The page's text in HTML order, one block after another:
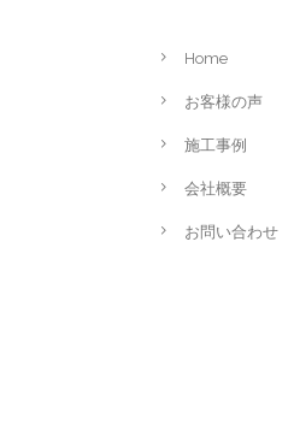
Home
お客様の声
施工事例
会社概要
お問い合わせ